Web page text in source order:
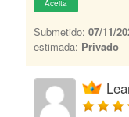
Aceita
Submetido: 07/11/
estimada: Privado